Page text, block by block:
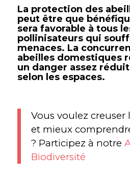
La protection des
peut être que
sera favorable à tous
pollinisateurs qui
menaces. La
abeilles domestiques
un danger assez
selon les espaces.
Vous voulez
et mieux
? Participez à notre
Biodiversité